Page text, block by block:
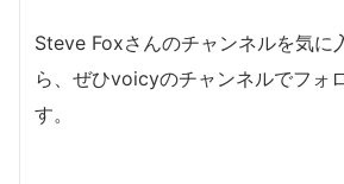
Steve Foxさんのチャンネルを気に
ら、ぜひvoicyのチャンネルでフォ
す。